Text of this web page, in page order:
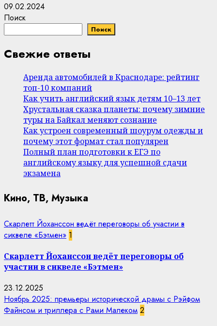
09.02.2024
Поиск
Поиск
Свежие ответы
Аренда автомобилей в Краснодаре: рейтинг
топ-10 компаний
Как учить английский язык детям 10–13 лет
Хрустальная сказка планеты: почему зимние
туры на Байкал меняют сознание
Как устроен современный шоурум одежды и
почему этот формат стал популярен
Полный план подготовки к ЕГЭ по
английскому языку для успешной сдачи
экзамена
Кино, ТВ, Музыка
Скарлетт Йоханссон ведёт переговоры об участии в
сиквеле «Бэтмен» 1
Скарлетт Йоханссон ведёт переговоры об
участии в сиквеле «Бэтмен»
23.12.2025
Ноябрь 2025: премьеры исторической драмы с Рэйфом
Файнсом и триллера с Рами Малеком 2